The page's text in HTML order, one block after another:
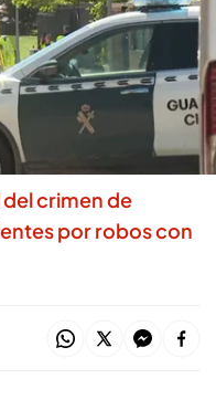
junto a sus
por el crimen,
prisión provisional
crimen de
por robos con